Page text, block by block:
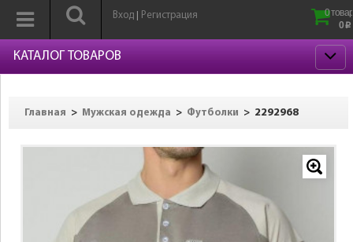
Вход Регистрация
0
0 p
КАТАЛОГ ТОВАРОВ
Главная > Мужская одежда > Футболки > 2292968